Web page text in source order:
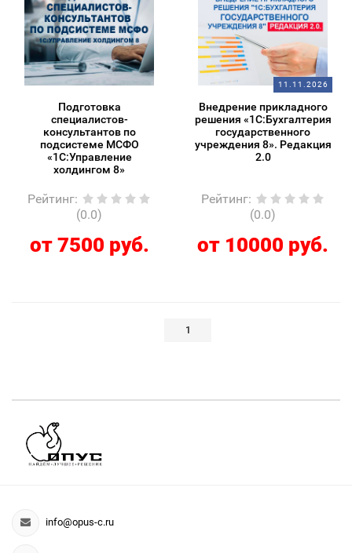
Подготовка
специалистов-
консультантов по
подсистеме МСФО
«1С:Управление
холдингом 8»
Рейтинг:
(0.0)
от 7500 руб.
11.11.2026
Внедрение прикладного
решения «1С:Бухгалтерия
государственного
учреждения 8». Редакция
2.0
Рейтинг:
(0.0)
от 10000 руб.
1
info@opus-c.ru